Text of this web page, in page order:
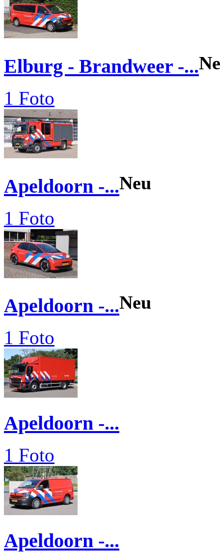
Elburg - Brandweer -...
1 Foto
Apeldoorn -...Neu
1 Foto
Apeldoorn -...Neu
1 Foto
Apeldoorn -...
1 Foto
Apeldoorn -...